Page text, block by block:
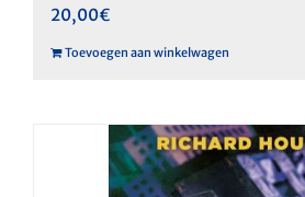
20,00€
Toevoegen aan winkelwagen